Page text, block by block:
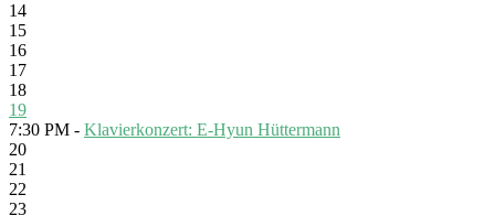
14
15
16
17
18
19
7:30 PM - Klavierkonzert: E-Hyun Hüttermann
20
21
22
23